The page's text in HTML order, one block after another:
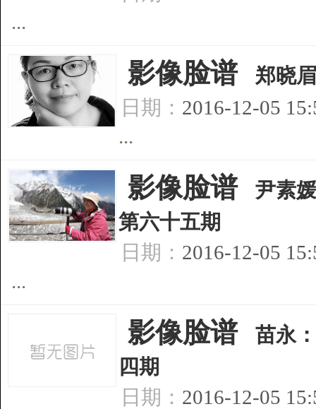
...
影像脸谱]
郑晓
日期： 2016-12-05
...
影像脸谱]
尹素
第六十五期
日期： 2016-12-05
...
影像脸谱]
苗永
四期
日期： 2016-12-05